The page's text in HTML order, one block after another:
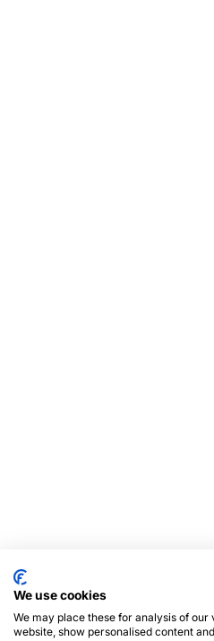
We use cookies
We may place these for analysis of
website, show personalised content